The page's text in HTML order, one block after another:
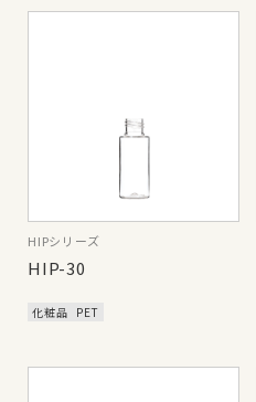
HIPシリーズ
HIP-30
化粧品 PET